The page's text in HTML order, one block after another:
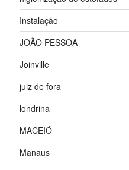
Instalação
JOÃO PESSOA
Joinville
juiz de fora
londrina
MACEIÓ
Manaus